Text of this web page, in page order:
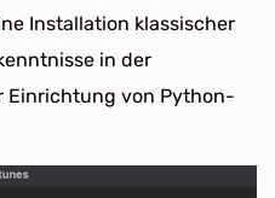
Installation klassischer
in der
Einrichtung von Python-